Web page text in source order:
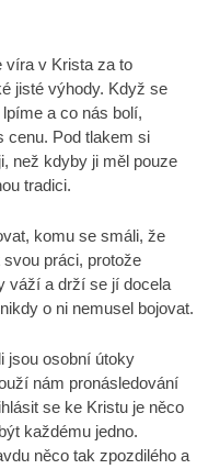
víra v Krista za to
jisté výhody. Když se
a co nás bolí,
cenu. Pod tlakem si
než kdyby ji měl pouze
tradici.
komu se smáli, že
práci, protože
váží a drží se jí docela
o ni nemusel bojovat.
jsou osobní útoky
nám pronásledování
se ke Kristu je něco
každému jedno.
něco tak zpozdilého a